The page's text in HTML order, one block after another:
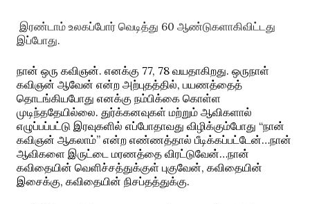
இரண்டாம் உலகப்போர் வெடித்து 60 ஆண்டுகளாகிவிட்டது
இப்போது.
நான் ஒரு கவிஞன். எனக்கு 77, 78 வயதாகிறது. ஒருநாள்
கவிஞன் ஆவேன் என்ற அற்புதத்தில், பயணத்தைத்
தொடங்கியபோது எனக்கு நம்பிக்கை கொள்ள
முடிந்ததேயில்லை. துர்க்கனவுகள் மற்றும் ஆவிகளால்
எழுப்பப்பட்டு இரவுகளில் எப்போதாவது விழிக்கும்போது “நான்
கவிஞன் ஆகலாம்” என்ற எண்ணத்தால் பீடிக்கப்பட்டேன்…நான்
ஆவிகளை இருட்டை மரணத்தை விரட்டுவேன்…நான்
கவிதையின் வெளிச்சத்துக்குள் புகுவேன், கவிதையின்
இசைக்கு, கவிதையின் நிசப்தத்துக்கு.